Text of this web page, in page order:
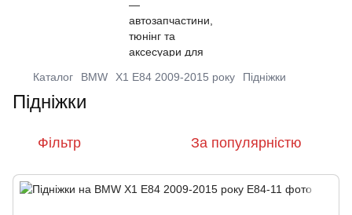
Каталог BMW X1 E84 2009-2015 року Підніжки
Підніжки
Фільтр За популярністю